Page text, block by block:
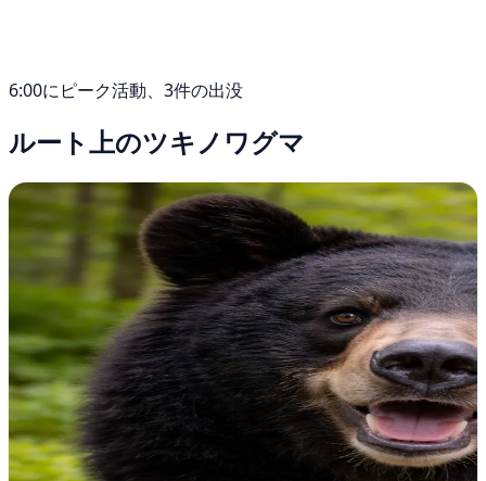
6:00にピーク活動、3件の出没
ルート上のツキノワグマ